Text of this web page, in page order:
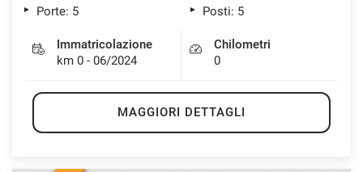
Porte: 5
Posti: 5
Immatricolazione
km 0 - 06/2024
Chilometri
0
MAGGIORI DETTAGLI